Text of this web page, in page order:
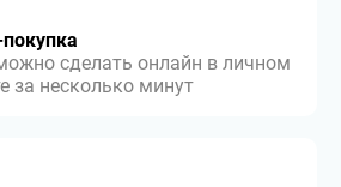
сделать онлайн в личном
за несколько минут